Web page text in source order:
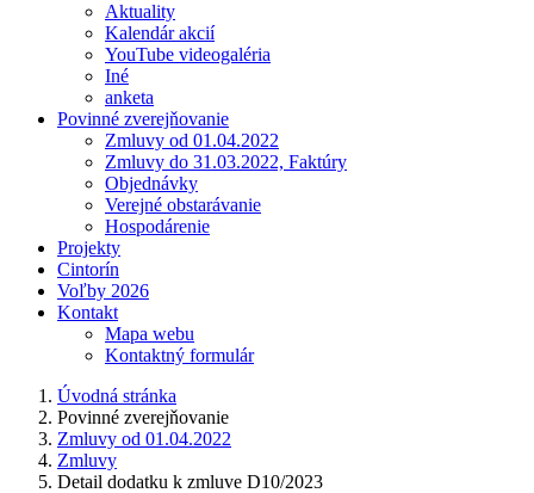
Aktuality
Kalendár akcií
YouTube videogaléria
Iné
anketa
Povinné zverejňovanie
Zmluvy od 01.04.2022
Zmluvy do 31.03.2022, Faktúry
Objednávky
Verejné obstarávanie
Hospodárenie
Projekty
Cintorín
Voľby 2026
Kontakt
Mapa webu
Kontaktný formulár
Úvodná stránka
Povinné zverejňovanie
Zmluvy od 01.04.2022
Zmluvy
Detail dodatku k zmluve D10/2023